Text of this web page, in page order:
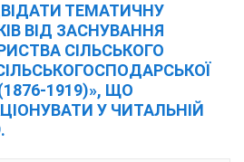
ТЕМАТИЧНУ
ВІД ЗАСНУВАННЯ
СІЛЬСЬКОГО
1919)», ЩО
У ЧИТАЛЬНІЙ